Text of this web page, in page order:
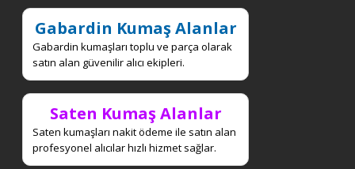
Gabardin Kumaş Alanlar
Gabardin kumaşları toplu ve parça olarak
satın alan güvenilir alıcı ekipleri.
Saten Kumaş Alanlar
Saten kumaşları nakit ödeme ile satın alan
profesyonel alıcılar hızlı hizmet sağlar.